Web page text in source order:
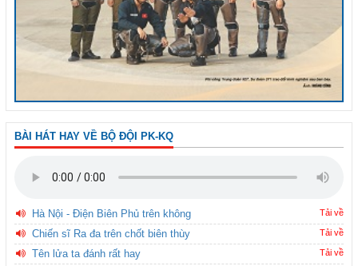
BÀI HÁT HAY VỀ BỘ ĐỘI PK-KQ
Hà Nội - Điện Biên Phủ trên không Tải về
Chiến sĩ Ra đa trên chốt biên thùy Tải về
Tên lửa ta đánh rất hay Tải về